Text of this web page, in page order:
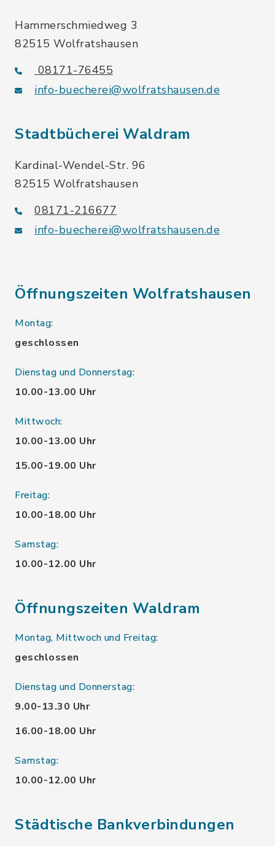
Hammerschmiedweg 3
82515 Wolfratshausen
08171-76455
info-buecherei@wolfratshausen.de
Stadtbücherei Waldram
Kardinal-Wendel-Str. 96
82515 Wolfratshausen
08171-216677
info-buecherei@wolfratshausen.de
Öffnungszeiten Wolfratshausen
Montag:
geschlossen
Dienstag und Donnerstag:
10.00-13.00 Uhr
Mittwoch:
10.00-13.00 Uhr
15.00-19.00 Uhr
Freitag:
10.00-18.00 Uhr
Samstag:
10.00-12.00 Uhr
Öffnungszeiten Waldram
Montag, Mittwoch und Freitag:
geschlossen
Dienstag und Donnerstag:
9.00-13.30 Uhr
16.00-18.00 Uhr
Samstag:
10.00-12.00 Uhr
Städtische Bankverbindungen